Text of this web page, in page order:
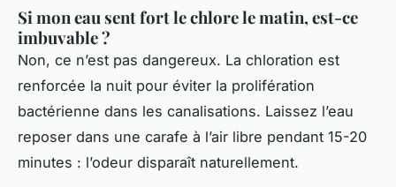
Si mon eau sent fort le chlore le matin, est-ce
imbuvable ?
Non, ce n’est pas dangereux. La chloration est
renforcée la nuit pour éviter la prolifération
bactérienne dans les canalisations. Laissez l’eau
reposer dans une carafe à l’air libre pendant 15-20
minutes : l’odeur disparaît naturellement.